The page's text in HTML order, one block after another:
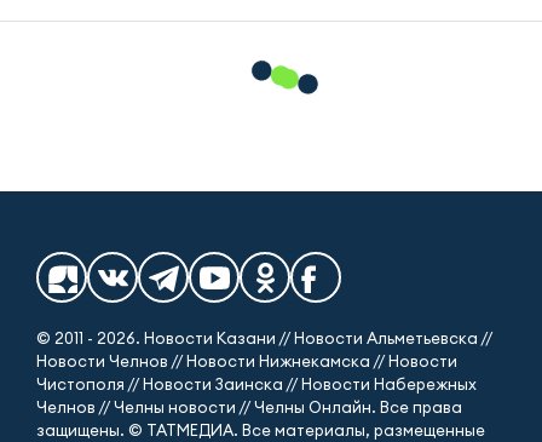
© 2011 - 2026. Новости Казани // Новости Альметьевска //
Новости Челнов // Новости Нижнекамска // Новости
Чистополя // Новости Заинска // Новости Набережных
Челнов // Челны новости // Челны Онлайн. Все права
защищены. © ТАТМЕДИА. Все материалы, размещенные